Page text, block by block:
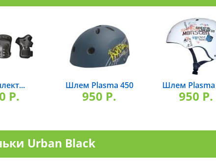
P.
Шлем Plasma 450
950 P.
Шлем Plasma
950 P.
Urban Black